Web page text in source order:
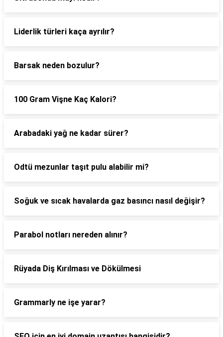
Liderlik türleri kaça ayrılır?
Barsak neden bozulur?
100 Gram Vişne Kaç Kalori?
Arabadaki yağ ne kadar sürer?
Odtü mezunlar taşıt pulu alabilir mi?
Soğuk ve sıcak havalarda gaz basıncı nasıl değişir?
Parabol notları nereden alınır?
Rüyada Diş Kırılması ve Dökülmesi
Grammarly ne işe yarar?